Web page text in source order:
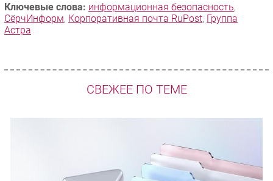
Ключевые слова: информационная безопасность,
СёрчИнформ, Корпоративная почта RuPost, Группа
Астра
СВЕЖЕЕ ПО ТЕМЕ